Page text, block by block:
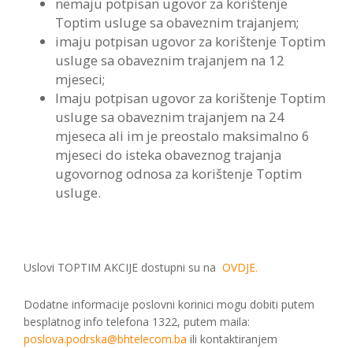
Toptim usluge sa obaveznim trajanjem;
imaju potpisan ugovor za korištenje Toptim
usluge sa obaveznim trajanjem na 12
mjeseci;
Imaju potpisan ugovor za korištenje Toptim
usluge sa obaveznim trajanjem na 24
mjeseca ali im je preostalo maksimalno 6
mjeseci do isteka obaveznog trajanja
ugovornog odnosa za korištenje Toptim
usluge.
Uslovi TOPTIM AKCIJE dostupni su na OVDJE.
Dodatne informacije poslovni korinici mogu dobiti putem
besplatnog info telefona 1322, putem maila:
poslova.podrska@bhtelecom.ba ili kontaktiranjem